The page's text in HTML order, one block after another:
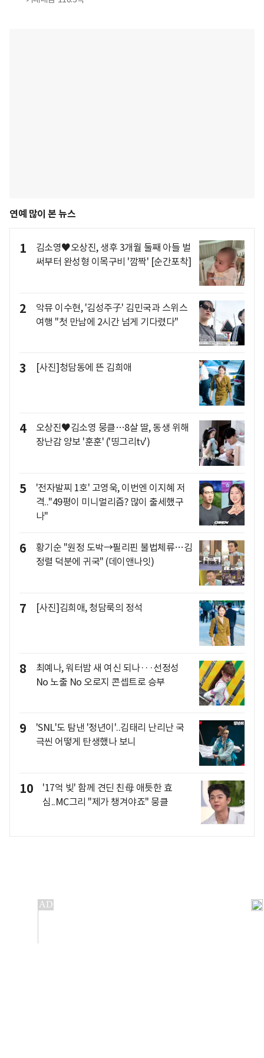
연예 많이 본 뉴스
1
김소영♥오상진, 생후 3개월 둘째 아들 벌
써부터 완성형 이목구비 '깜짝' [순간포착]
2
악뮤 이수현, '김성주子' 김민국과 스위스
여행 "첫 만남에 2시간 넘게 기다렸다"
3 [사진]청담동에 뜬 김희애
4
오상진♥김소영 뭉클…8살 딸, 동생 위해
장난감 양보 '훈훈' ('띵그리tv')
5
'전자발찌 1호' 고영욱, 이번엔 이지혜 저
격.."49평이 미니멀리즘? 많이 출세했구
나"
6
황기순 "원정 도박→필리핀 불법체류…김
정렬 덕분에 귀국" (데이앤나잇)
7 [사진]김희애, 청담룩의 정석
8
최예나, 워터밤 새 여신 되나···선정성
No 노출 No 오로지 콘셉트로 승부
9
'SNL'도 탐낸 '정년이'..김태리 난리난 국
극씬 어떻게 탄생했나 보니
10
'17억 빚' 함께 견딘 친母 애틋한 효
심..MC그리 "제가 챙겨야죠" 뭉클